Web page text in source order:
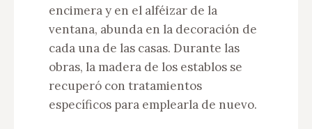
encimera y en el alféizar de la
ventana, abunda en la decoración de
cada una de las casas. Durante las
obras, la madera de los establos se
recuperó con tratamientos
específicos para emplearla de nuevo.